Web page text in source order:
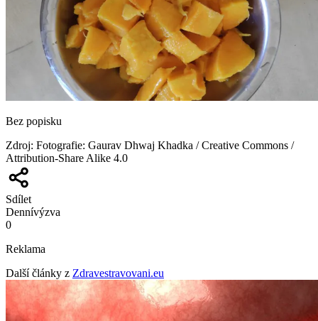
Bez popisku
Zdroj: Fotografie: Gaurav Dhwaj Khadka / Creative Commons /
Attribution-Share Alike 4.0
Sdílet
Dennívýzva
0
Reklama
Další články z Zdravestravovani.eu